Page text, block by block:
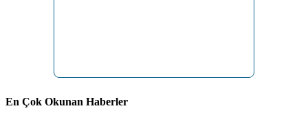
En Çok Okunan Haberler